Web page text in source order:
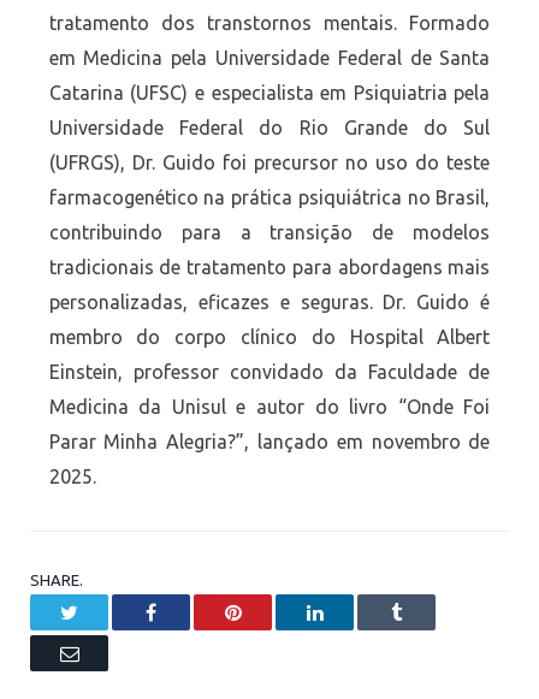
tratamento dos transtornos mentais. Formado
em Medicina pela Universidade Federal de Santa
Catarina (UFSC) e especialista em Psiquiatria pela
Universidade Federal do Rio Grande do Sul
(UFRGS), Dr. Guido foi precursor no uso do teste
farmacogenético na prática psiquiátrica no Brasil,
contribuindo para a transição de modelos
tradicionais de tratamento para abordagens mais
personalizadas, eficazes e seguras. Dr. Guido é
membro do corpo clínico do Hospital Albert
Einstein, professor convidado da Faculdade de
Medicina da Unisul e autor do livro “Onde Foi
Parar Minha Alegria?”, lançado em novembro de
2025.
SHARE.
Facebook Pinterest LinkedIn Tumblr
Email